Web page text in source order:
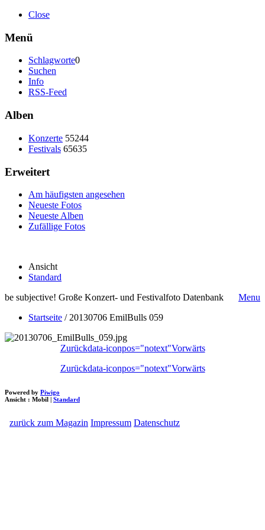
Close
Menü
Schlagworte0
Suchen
Info
RSS-Feed
Alben
Konzerte 55244
Festivals 65635
Erweitert
Am häufigsten angesehen
Neueste Fotos
Neueste Alben
Zufällige Fotos
Ansicht
Standard
be subjective! Große Konzert- und Festivalfoto Datenbank
Menu
Startseite / 20130706 EmilBulls 059
Zurückdata-iconpos="notext"Vorwärts
Zurückdata-iconpos="notext"Vorwärts
Powered by Piwigo
Ansicht : Mobil Standard
zurück zum Magazin Impressum Datenschutz